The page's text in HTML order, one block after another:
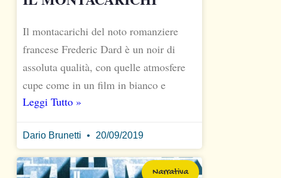
Il montacarichi del noto romanziere
francese Frederic Dard è un noir di
assoluta qualità, con quelle atmosfere
cupe come in un film in bianco e
Leggi Tutto »
Dario Brunetti 20/09/2019
Narrativa